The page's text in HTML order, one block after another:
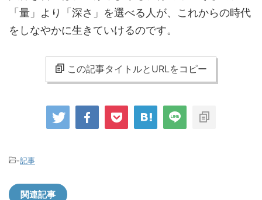
「量」より「深さ」を選べる人が、これからの時代
をしなやかに生きていけるのです。
この記事タイトルとURLをコピー
-記事
関連記事